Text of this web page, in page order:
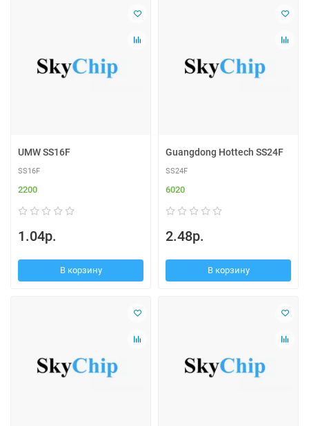
UMW SS16F
SS16F
2200
1.04р.
В корзину
Guangdong Hottech SS24F
SS24F
6020
2.48р.
В корзину